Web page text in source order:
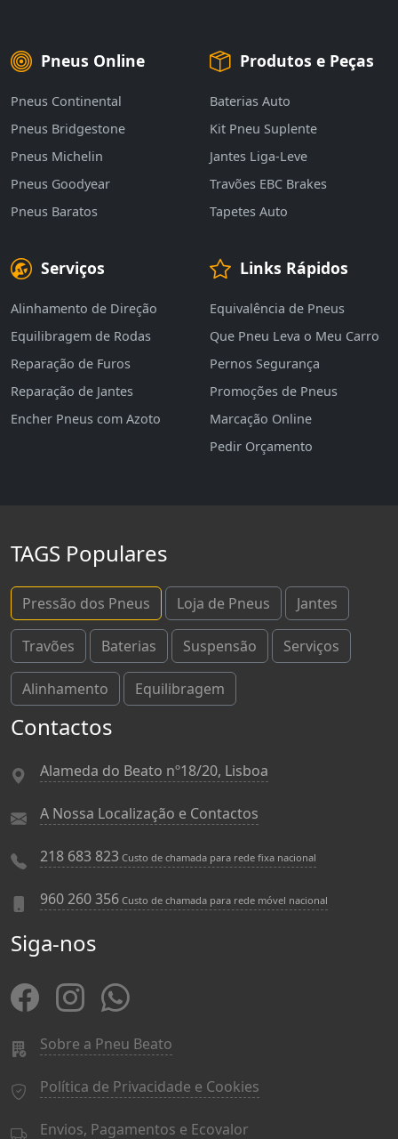
Pneus Online
Pneus Continental
Pneus Bridgestone
Pneus Michelin
Pneus Goodyear
Pneus Baratos
Produtos e Peças
Baterias Auto
Kit Pneu Suplente
Jantes Liga-Leve
Travões EBC Brakes
Tapetes Auto
Serviços
Alinhamento de Direção
Equilibragem de Rodas
Reparação de Furos
Reparação de Jantes
Encher Pneus com Azoto
Links Rápidos
Equivalência de Pneus
Que Pneu Leva o Meu Carro
Pernos Segurança
Promoções de Pneus
Marcação Online
Pedir Orçamento
TAGS Populares
Pressão dos Pneus Loja de Pneus Jantes
Travões Baterias Suspensão Serviços
Alinhamento Equilibragem
Contactos
Alameda do Beato nº18/20, Lisboa
A Nossa Localização e Contactos
218 683 823 Custo de chamada para rede fixa nacional
960 260 356 Custo de chamada para rede móvel nacional
Siga-nos
Sobre a Pneu Beato
Política de Privacidade e Cookies
Envios, Pagamentos e Ecovalor